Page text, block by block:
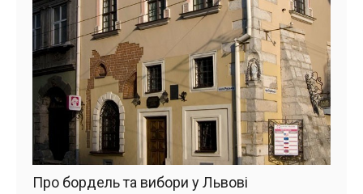
Про бордель та вибори у Львові